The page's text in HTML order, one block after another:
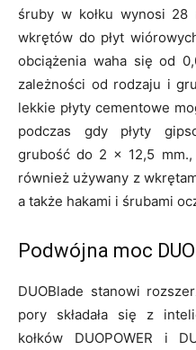
śruby w kołku wynosi 28
wkrętów do płyt
obciążenia waha się od
zależności od rodzaju i
lekkie płyty cementowe
podczas gdy płyty
grubość do 2 x 12,5
również używany z
a także hakami i śrubami
Podwójna moc DUO
DUOBlade stanowi
pory składała się z
kołków DUOPOWER i